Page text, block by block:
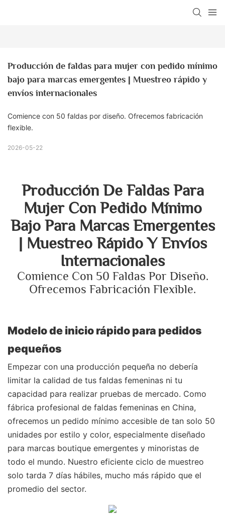
Producción de faldas para mujer con pedido mínimo
bajo para marcas emergentes | Muestreo rápido y
envíos internacionales
Comience con 50 faldas por diseño. Ofrecemos fabricación
flexible.
2026-05-22
Producción De Faldas Para
Mujer Con Pedido Mínimo
Bajo Para Marcas Emergentes
| Muestreo Rápido Y Envíos
Internacionales
Comience Con 50 Faldas Por Diseño.
Ofrecemos Fabricación Flexible.
Modelo de inicio rápido para pedidos
pequeños
Empezar con una producción pequeña no debería
limitar la calidad de tus faldas femeninas ni tu
capacidad para realizar pruebas de mercado. Como
fábrica profesional de faldas femeninas en China,
ofrecemos un pedido mínimo accesible de tan solo 50
unidades por estilo y color, especialmente diseñado
para marcas boutique emergentes y minoristas de
todo el mundo. Nuestro eficiente ciclo de muestreo
solo tarda 7 días hábiles, mucho más rápido que el
promedio del sector.